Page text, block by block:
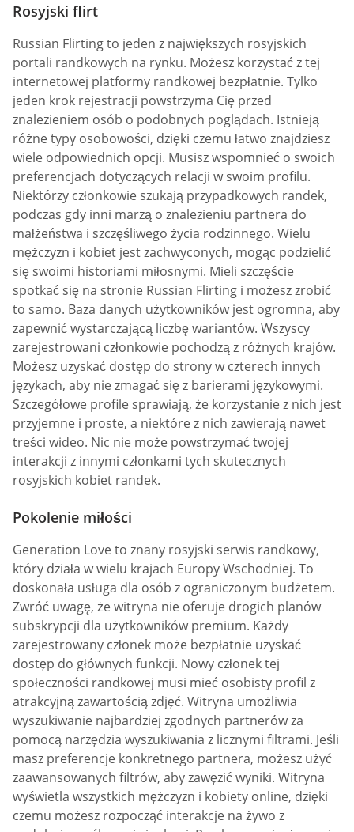
Rosyjski flirt
Russian Flirting to jeden z największych rosyjskich
portali randkowych na rynku. Możesz korzystać z tej
internetowej platformy randkowej bezpłatnie. Tylko
jeden krok rejestracji powstrzyma Cię przed
znalezieniem osób o podobnych poglądach. Istnieją
różne typy osobowości, dzięki czemu łatwo znajdziesz
wiele odpowiednich opcji. Musisz wspomnieć o swoich
preferencjach dotyczących relacji w swoim profilu.
Niektórzy członkowie szukają przypadkowych randek,
podczas gdy inni marzą o znalezieniu partnera do
małżeństwa i szczęśliwego życia rodzinnego. Wielu
mężczyzn i kobiet jest zachwyconych, mogąc podzielić
się swoimi historiami miłosnymi. Mieli szczęście
spotkać się na stronie Russian Flirting i możesz zrobić
to samo. Baza danych użytkowników jest ogromna, aby
zapewnić wystarczającą liczbę wariantów. Wszyscy
zarejestrowani członkowie pochodzą z różnych krajów.
Możesz uzyskać dostęp do strony w czterech innych
językach, aby nie zmagać się z barierami językowymi.
Szczegółowe profile sprawiają, że korzystanie z nich jest
przyjemne i proste, a niektóre z nich zawierają nawet
treści wideo. Nic nie może powstrzymać twojej
interakcji z innymi członkami tych skutecznych
rosyjskich kobiet randek.
Pokolenie miłości
Generation Love to znany rosyjski serwis randkowy,
który działa w wielu krajach Europy Wschodniej. To
doskonała usługa dla osób z ograniczonym budżetem.
Zwróć uwagę, że witryna nie oferuje drogich planów
subskrypcji dla użytkowników premium. Każdy
zarejestrowany członek może bezpłatnie uzyskać
dostęp do głównych funkcji. Nowy członek tej
społeczności randkowej musi mieć osobisty profil z
atrakcyjną zawartością zdjęć. Witryna umożliwia
wyszukiwanie najbardziej zgodnych partnerów za
pomocą narzędzia wyszukiwania z licznymi filtrami. Jeśli
masz preferencje konkretnego partnera, możesz użyć
zaawansowanych filtrów, aby zawęzić wyniki. Witryna
wyświetla wszystkich mężczyzn i kobiety online, dzięki
czemu możesz rozpocząć interakcje na żywo z